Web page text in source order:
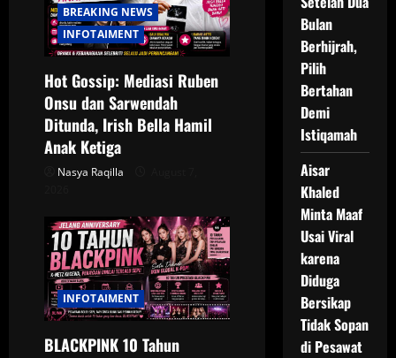
BREAKING NEWS
INFOTAIMENT
Hot Gossip: Mediasi Ruben
Onsu dan Sarwendah
Ditunda, Irish Bella Hamil
Anak Ketiga
Nasya Raqilla
INFOTAIMENT
BLACKPINK 10 Tahun
Bulan
Berhijrah,
Pilih
Bertahan
Demi
Istiqamah
Aisar
Khaled
Minta Maaf
Usai Viral
karena
Diduga
Bersikap
Tidak Sopan
di Pesawat